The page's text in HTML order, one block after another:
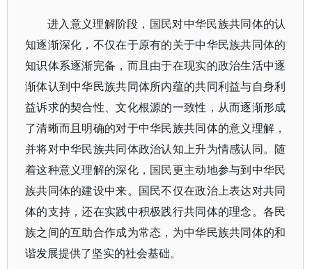
进入意义理解阶段，国民对中华民族共同体的认
知逐渐深化，不仅在于原有的关于中华民族共同体的
知识体系逐渐完备，而且由于在现实的政治生活中逐
渐体认到中华民族共同体所内蕴的共同利益与自身利
益诉求的契合性、文化根源的一致性，从而逐渐形成
了清晰而且明确的对于中华民族共同体的意义理解，
并将对中华民族共同体政治认知上升为情感认同。随
着这种意义理解的深化，国民更主动地参与到中华民
族共同体的建设中来。国民不仅在政治上表达对共同
体的支持，还在实践中积极践行共同体的理念。各民
族之间的互助合作成为常态，为中华民族共同体的和
谐发展提供了坚实的社会基础。